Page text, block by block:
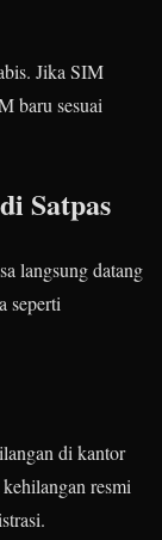
Jika SIM
baru sesuai
Satpas
langsung datang
seperti
di kantor
resmi